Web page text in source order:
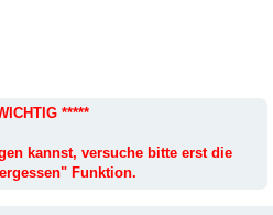
*****
kannst, versuche bitte erst die
Funktion.